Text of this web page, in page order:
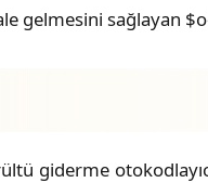
gelmesini sağlayan
giderme